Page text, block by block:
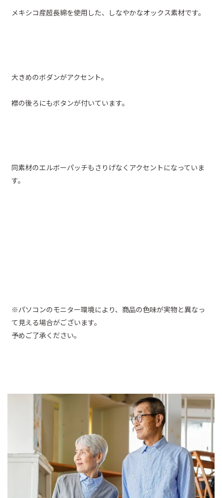
メキシコ産超長綿を使用した、しなやかなオックス素材です。
大きめのボダンがアクセント。
襟の後ろにもボタンが付いています。
同素材のエルボーパッチもさりげなくアクセントになっていま
す。
※パソコンのモニター環境により、商品の色味が実物と異なっ
て見える場合がございます。
予めご了承ください。